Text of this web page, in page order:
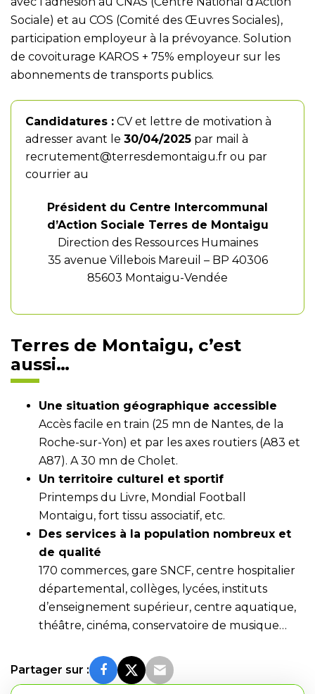
Sociale) et au COS (Comité des Œuvres Sociales),
participation employeur à la prévoyance. Solution
de covoiturage KAROS + 75% employeur sur les
abonnements de transports publics.
Candidatures : CV et lettre de motivation à
adresser avant le 30/04/2025 par mail à
recrutement@terresdemontaigu.fr ou par
courrier au
Président du Centre Intercommunal
d’Action Sociale Terres de Montaigu
Direction des Ressources Humaines
35 avenue Villebois Mareuil – BP 40306
85603 Montaigu-Vendée
Terres de Montaigu, c’est
aussi…
Une situation géographique accessible
Accès facile en train (25 mn de Nantes, de la
Roche-sur-Yon) et par les axes routiers (A83 et
A87). A 30 mn de Cholet.
Un territoire culturel et sportif
Printemps du Livre, Mondial Football
Montaigu, fort tissu associatif, etc.
Des services à la population nombreux et
de qualité
170 commerces, gare SNCF, centre hospitalier
départemental, collèges, lycées, instituts
d’enseignement supérieur, centre aquatique,
théâtre, cinéma, conservatoire de musique…
Partager sur :